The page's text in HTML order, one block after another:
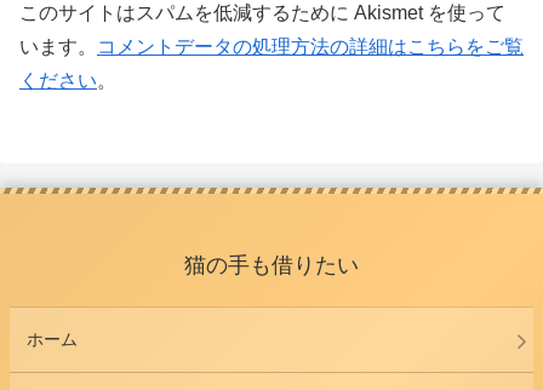
このサイトはスパムを低減するために Akismet を使って
います。
コメントデータの処理方法の詳細はこちらをご覧
ください。
猫の手も借りたい
ホーム